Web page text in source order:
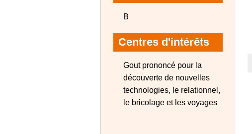
B
Centres d'intérêts
Gout prononcé pour la
découverte de nouvelles
technologies, le relationnel,
le bricolage et les voyages